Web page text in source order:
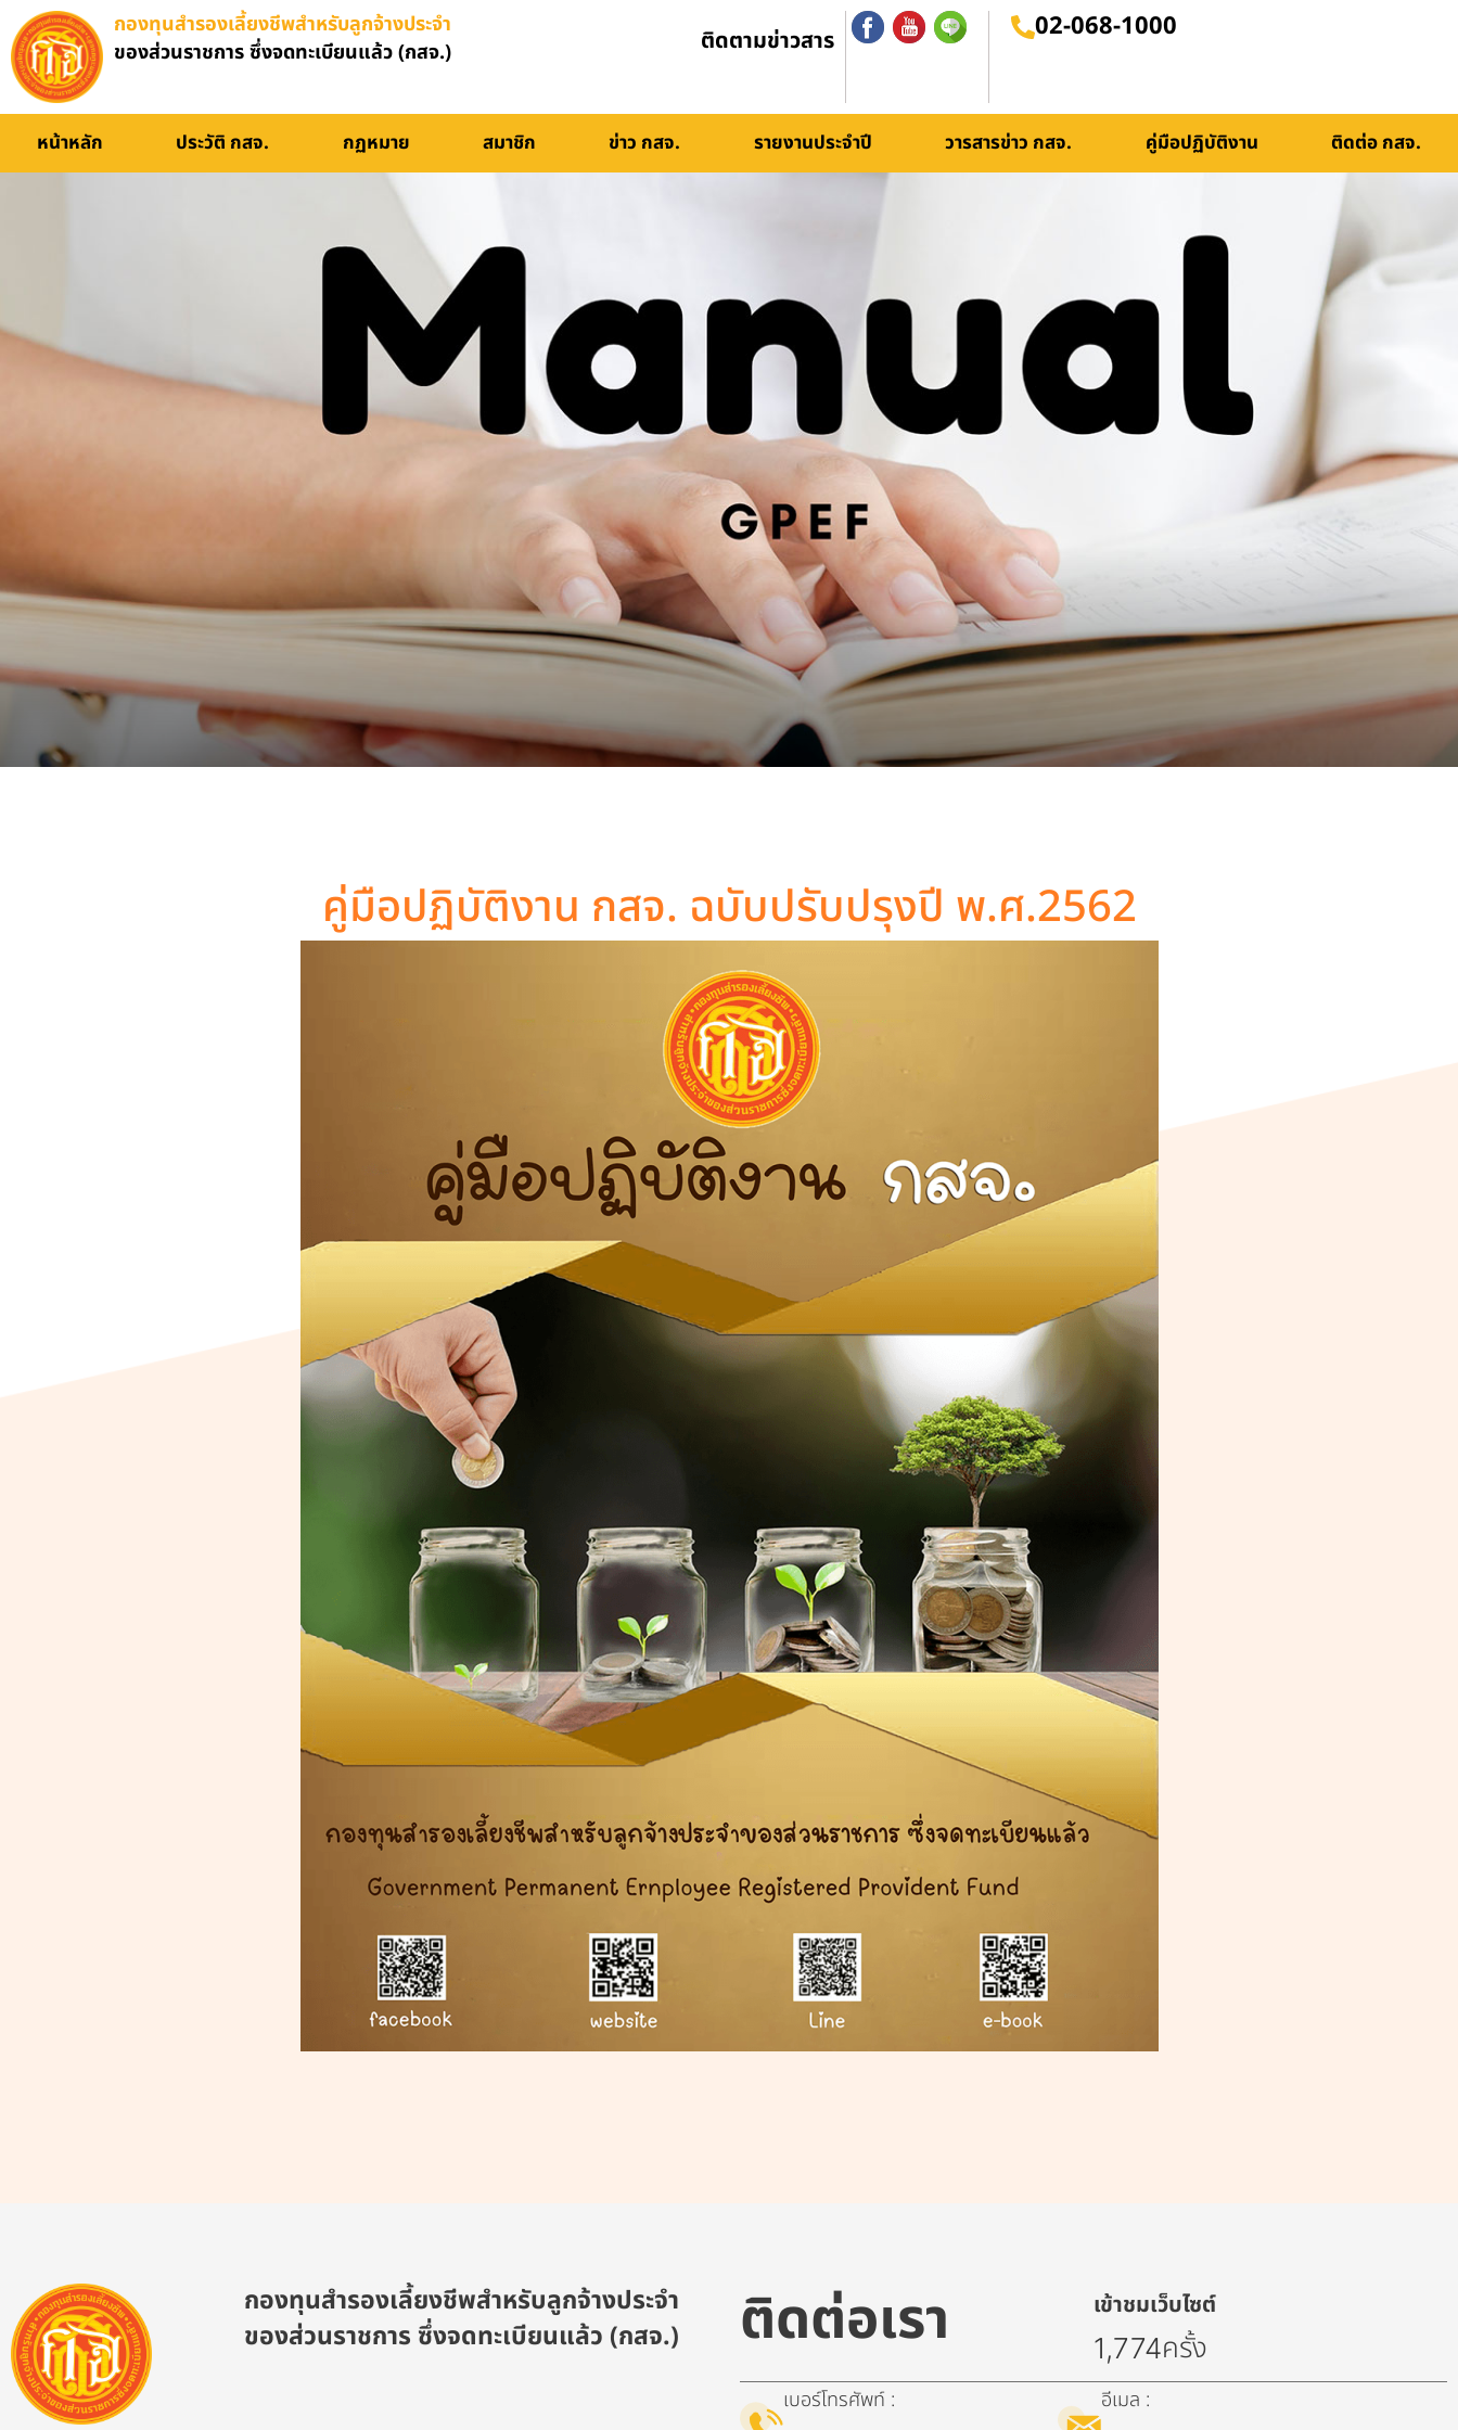
กองทุนสำรองเลี้ยงชีพสำหรับลูกจ้างประจำ
ของส่วนราชการ ซึ่งจดทะเบียนแล้ว (กสจ.)
ติดตามข่าวสาร 02-068-1000
หน้าหลัก ประวัติ กสจ. กฏหมาย สมาชิก ข่าว กสจ. รายงานประจำปี วารสารข่าว กสจ. คู่มือปฏิบัติงาน ติดต่อ กสจ.
คู่มือการใช้งาน
คู่มือปฏิบัติงาน กสจ. ฉบับปรับปรุงปี พ.ศ.2562
กองทุนสำรองเลี้ยงชีพสำหรับลูกจ้างประจำ
ของส่วนราชการ ซึ่งจดทะเบียนแล้ว (กสจ.)
ติดต่อเรา เข้าชมเว็บไซต์
1,774ครั้ง
เบอร์โทรศัพท์ : อีเมล :